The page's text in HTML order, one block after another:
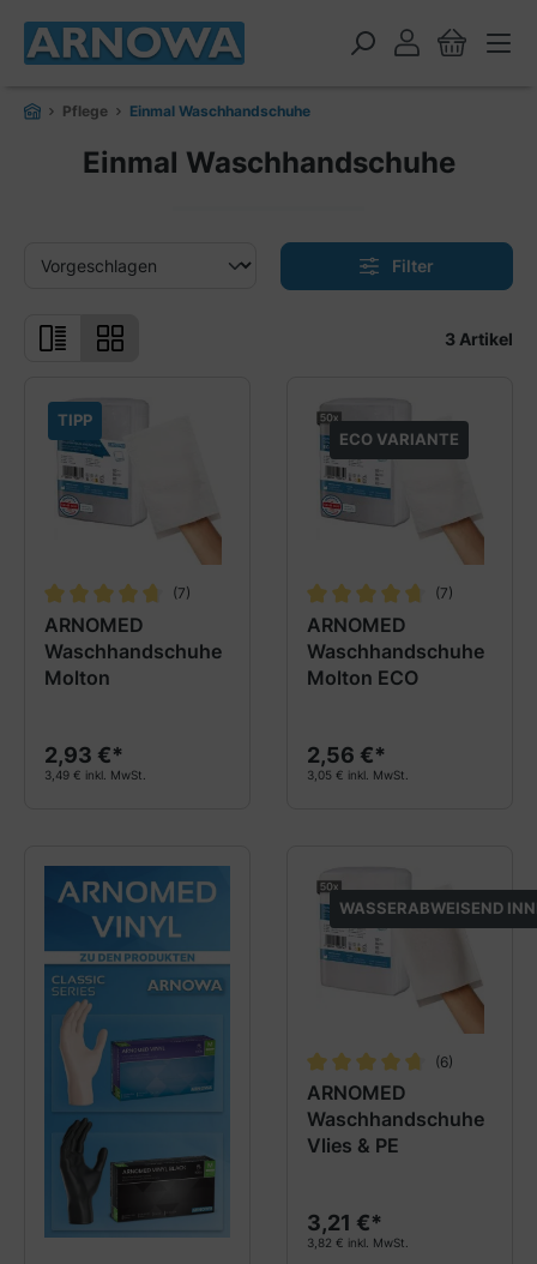
springen
Pflege Einmal Waschhandschuhe
Einmal Waschhandschuhe
Filter
3 Artikel
TIPP
ARNOMED
Waschhandschuhe
Molton
Durchschnittliche Bewertung von 4.8 von 5 Sternen
(7)
2,93 €*
3,49 € inkl. MwSt.
ECO VARIANTE
ARNOMED
Waschhandschuhe
Molton ECO
Durchschnittliche
(7)
2,56 €*
3,05 € inkl. MwSt.
WASSERABWEISEND
ARNOMED
Waschhandschuhe
Vlies & PE
Durchschnittliche
(6)
3,21 €*
3,82 € inkl. MwSt.